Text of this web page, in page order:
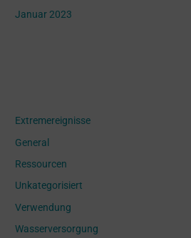
Januar 2023
Extremereignisse
General
Ressourcen
Unkategorisiert
Verwendung
Wasserversorgung